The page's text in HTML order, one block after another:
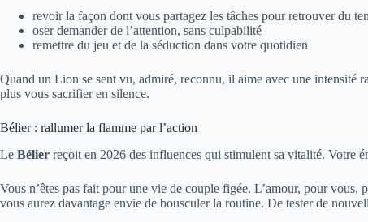
revoir la façon dont vous partagez les tâches pour retrouver du
oser demander de l’attention, sans culpabilité
remettre du jeu et de la séduction dans votre quotidien
Quand un Lion se sent vu, admiré, reconnu, il aime avec une intensité
plus vous sacrifier en silence.
Bélier : rallumer la flamme par l’action
Le Bélier reçoit en 2026 des influences qui stimulent sa vitalité. Votre
Vous n’êtes pas fait pour une vie de couple figée. L’amour, pour vous,
vous aurez davantage envie de bousculer la routine. De tester de